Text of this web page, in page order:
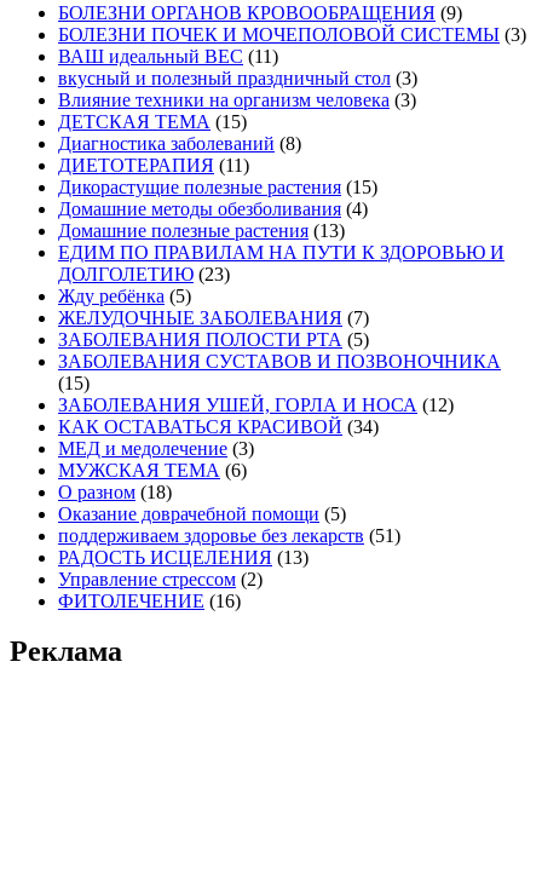
БОЛЕЗНИ ОРГАНОВ КРОВООБРАЩЕНИЯ (9)
БОЛЕЗНИ ПОЧЕК И МОЧЕПОЛОВОЙ СИСТЕМЫ (3)
ВАШ идеальный ВЕС (11)
вкусный и полезный праздничный стол (3)
Влияние техники на организм человека (3)
ДЕТСКАЯ ТЕМА (15)
Диагностика заболеваний (8)
ДИЕТОТЕРАПИЯ (11)
Дикорастущие полезные растения (15)
Домашние методы обезболивания (4)
Домашние полезные растения (13)
ЕДИМ ПО ПРАВИЛАМ НА ПУТИ К ЗДОРОВЬЮ И
ДОЛГОЛЕТИЮ (23)
Жду ребёнка (5)
ЖЕЛУДОЧНЫЕ ЗАБОЛЕВАНИЯ (7)
ЗАБОЛЕВАНИЯ ПОЛОСТИ РТА (5)
ЗАБОЛЕВАНИЯ СУСТАВОВ И ПОЗВОНОЧНИКА
(15)
ЗАБОЛЕВАНИЯ УШЕЙ, ГОРЛА И НОСА (12)
КАК ОСТАВАТЬСЯ КРАСИВОЙ (34)
МЕД и медолечение (3)
МУЖСКАЯ ТЕМА (6)
О разном (18)
Оказание доврачебной помощи (5)
поддерживаем здоровье без лекарств (51)
РАДОСТЬ ИСЦЕЛЕНИЯ (13)
Управление стрессом (2)
ФИТОЛЕЧЕНИЕ (16)
Реклама